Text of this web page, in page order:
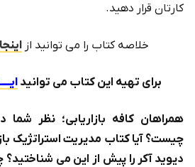
کارتان قرار دهید.
خلاصه کتاب را می توانید از اینجا
برای تهیه این کتاب می توانید
همراهان کافه بازاریابی؛ نظر شما
چیست؟ آیا کتاب مدیریت استراتژیک
دیوید آکر را پیش از این می